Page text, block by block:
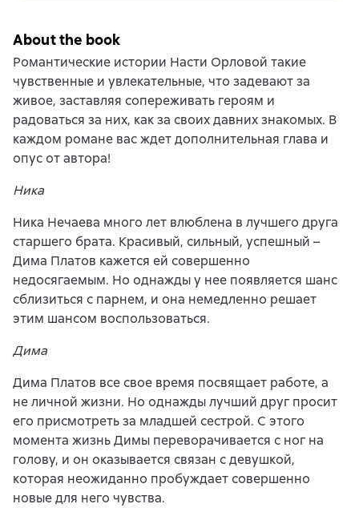
About the book
Романтические истории Насти Орловой такие
чувственные и увлекательные, что задевают за
живое, заставляя сопереживать героям и
радоваться за них, как за своих давних знакомых. В
каждом романе вас ждет дополнительная глава и
опус от автора!
Ника
Ника Нечаева много лет влюблена в лучшего друга
старшего брата. Красивый, сильный, успешный –
Дима Платов кажется ей совершенно
недосягаемым. Но однажды у нее появляется шанс
сблизиться с парнем, и она немедленно решает
этим шансом воспользоваться.
Дима
Дима Платов все свое время посвящает работе, а
не личной жизни. Но однажды лучший друг просит
его присмотреть за младшей сестрой. С этого
момента жизнь Димы переворачивается с ног на
голову, и он оказывается связан с девушкой,
которая неожиданно пробуждает совершенно
новые для него чувства.